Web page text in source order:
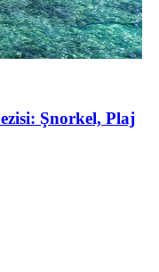
Şnorkel, Plaj